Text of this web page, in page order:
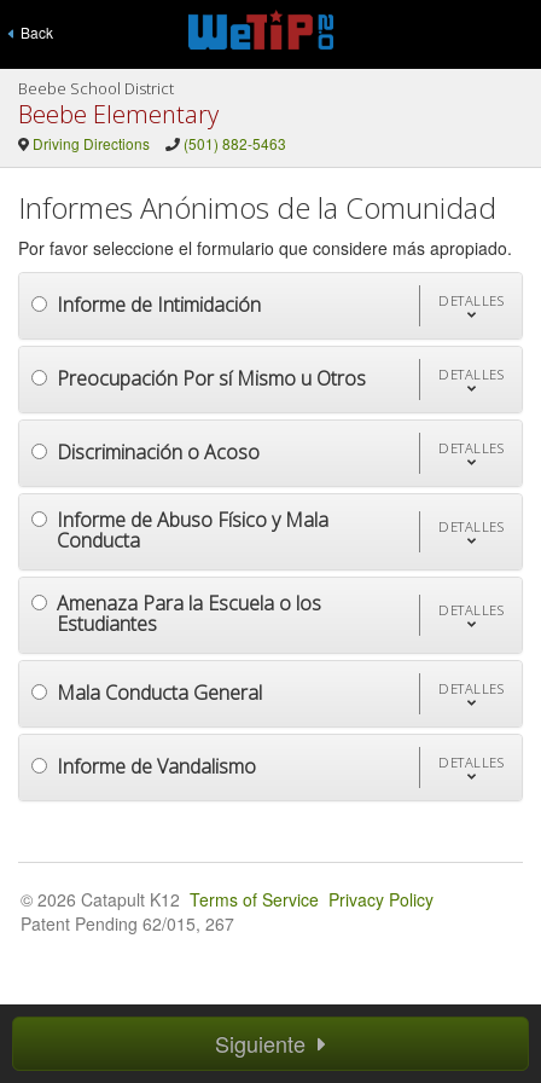
Back
Beebe School District
Beebe Elementary
Driving Directions (501) 882-5463
Informes Anónimos de la Comunidad
Por favor seleccione el formulario que considere más apropiado.
Informe de Intimidación DETALLES
Preocupación Por sí Mismo u Otros DETALLES
Discriminación o Acoso DETALLES
Informe de Abuso Físico y Mala
Conducta
DETALLES
Amenaza Para la Escuela o los
Estudiantes
DETALLES
Mala Conducta General DETALLES
Informe de Vandalismo DETALLES
Siguiente
© 2026 Catapult K12 Terms of Service Privacy Policy
Patent Pending 62/015, 267